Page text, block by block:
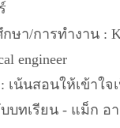
ษา/การทำงาน :
engineer
เน้นสอนให้เข้าใจ
บทเรียน - แม็ก อา